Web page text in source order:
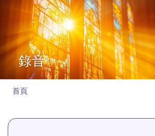
Main
navigation
錄音
航
首頁